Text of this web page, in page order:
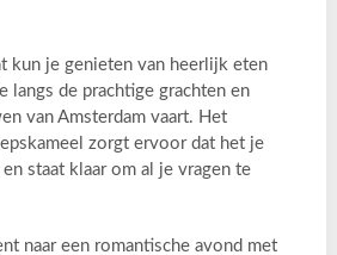
kun je genieten van heerlijk eten
langs de prachtige grachten en
van Amsterdam vaart. Het
zorgt ervoor dat het je
staat klaar om al je vragen te
naar een romantische avond met